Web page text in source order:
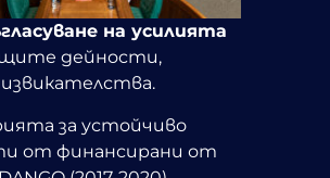
на усилията
дейности,
за устойчиво
от финансирани от